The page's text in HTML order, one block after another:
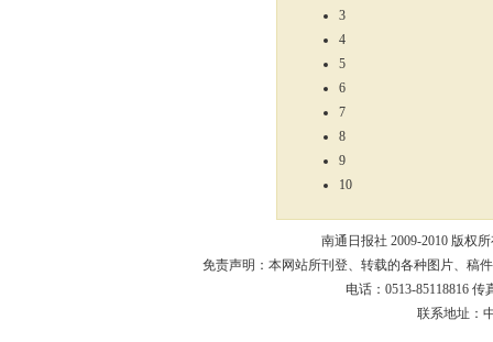
3
4
5
6
7
8
9
10
南通日报社 2009-2010 版权
免责声明：本网站所刊登、转载的各种图片、稿
电话：0513-85118816 传
联系地址：